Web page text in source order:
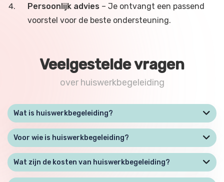
Persoonlijk advies – Je ontvangt een passend
voorstel voor de beste ondersteuning.
Veelgestelde vragen
over huiswerkbegeleiding
Wat is huiswerkbegeleiding?
Voor wie is huiswerkbegeleiding?
Wat zijn de kosten van huiswerkbegeleiding?